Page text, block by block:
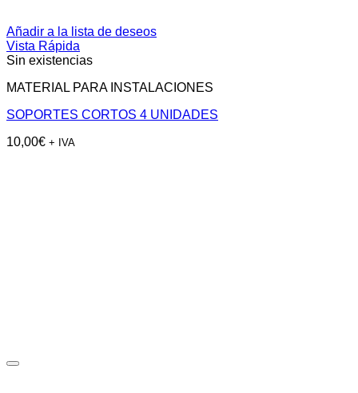
Añadir a la lista de deseos
Vista Rápida
Sin existencias
MATERIAL PARA INSTALACIONES
SOPORTES CORTOS 4 UNIDADES
10,00€ + IVA